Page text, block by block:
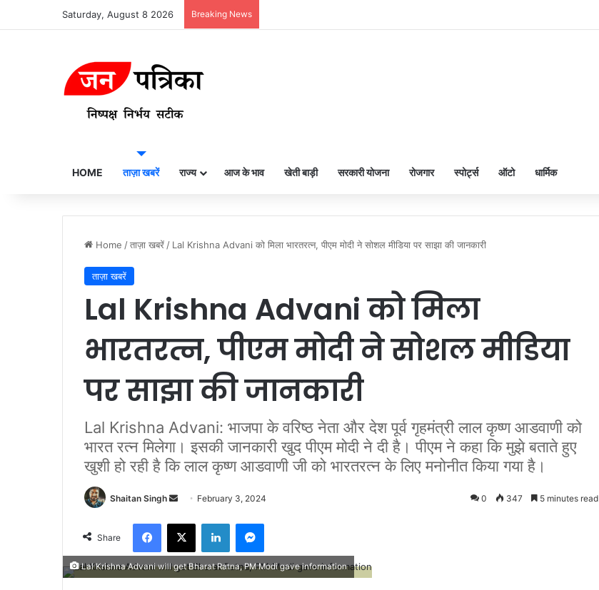
Saturday, August 8 2026 Breaking News
HOME ताज़ा खबरें राज्य आज के भाव खेती बाड़ी सरकारी योजना रोजगार स्पोर्ट्स ऑटो धार्मिक
Home /ताज़ा खबरें / Lal Krishna Advani को मिला भारतरत्न, पीएम मोदी ने सोशल मीडिया पर साझा की जानकारी
ताज़ा खबरें
Lal Krishna Advani को मिला
भारतरत्न, पीएम मोदी ने सोशल मीडिया
पर साझा की जानकारी
Lal Krishna Advani: भाजपा के वरिष्ठ नेता और देश पूर्व गृहमंत्री लाल कृष्ण आडवाणी को
भारत रत्न मिलेगा। इसकी जानकारी खुद पीएम मोदी ने दी है। पीएम ने कहा कि मुझे बताते हुए
खुशी हो रही है कि लाल कृष्ण आडवाणी जी को भारतरत्न के लिए मनोनीत किया गया है।
Shaitan Singh
Send
email
February 3, 2024 0 347 5 minutes read
Share
Facebook
X LinkedInMessenger
Lal Krishna Advani will get Bharat Ratna, PM Modi gave information